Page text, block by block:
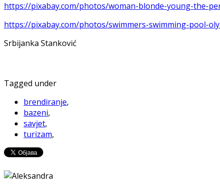
https://pixabay.com/photos/woman-blonde-young-the-
https://pixabay.com/photos/swimmers-swimming-pool-
Srbijanka Stanković
Tagged under
brendiranje,
bazeni,
savjet,
turizam,